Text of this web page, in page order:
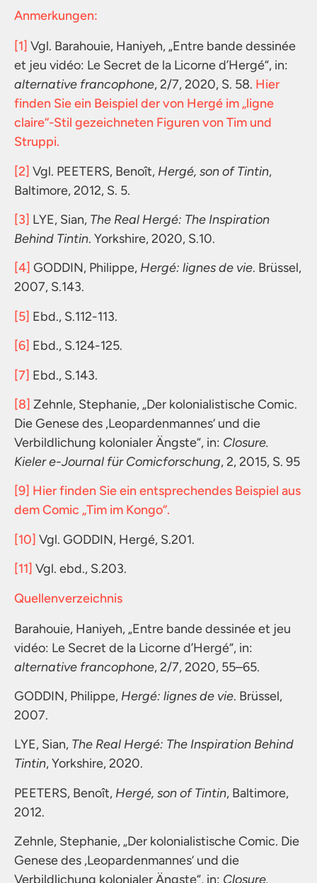
Anmerkungen:
[1] Vgl. Barahouie, Haniyeh, „Entre bande dessinée
et jeu vidéo: Le Secret de la Licorne d’Hergé“, in:
alternative francophone, 2/7, 2020, S. 58. Hier
finden Sie ein Beispiel der von Hergé im „ligne
claire“-Stil gezeichneten Figuren von Tim und
Struppi.
[2] Vgl. PEETERS, Benoît, Hergé, son of Tintin,
Baltimore, 2012, S. 5.
[3] LYE, Sian, The Real Hergé: The Inspiration
Behind Tintin. Yorkshire, 2020, S.10.
[4] GODDIN, Philippe, Hergé: lignes de vie. Brüssel,
2007, S.143.
[5] Ebd., S.112-113.
[6] Ebd., S.124-125.
[7] Ebd., S.143.
[8] Zehnle, Stephanie, „Der kolonialistische Comic.
Die Genese des ‚Leopardenmannes‘ und die
Verbildlichung kolonialer Ängste“, in: Closure.
Kieler e-Journal für Comicforschung, 2, 2015, S. 95
[9] Hier finden Sie ein entsprechendes Beispiel aus
dem Comic „Tim im Kongo“.
[10] Vgl. GODDIN, Hergé, S.201.
[11] Vgl. ebd., S.203.
Quellenverzeichnis
Barahouie, Haniyeh, „Entre bande dessinée et jeu
vidéo: Le Secret de la Licorne d’Hergé“, in:
alternative francophone, 2/7, 2020, 55–65.
GODDIN, Philippe, Hergé: lignes de vie. Brüssel,
2007.
LYE, Sian, The Real Hergé: The Inspiration Behind
Tintin, Yorkshire, 2020.
PEETERS, Benoît, Hergé, son of Tintin, Baltimore,
2012.
Zehnle, Stephanie, „Der kolonialistische Comic. Die
Genese des ‚Leopardenmannes‘ und die
Verbildlichung kolonialer Ängste“, in: Closure.